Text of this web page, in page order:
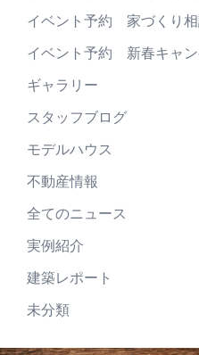
イベント予約 家づくり
イベント予約 新春キャ
ギャラリー
スタッフブログ
モデルハウス
不動産情報
全てのニュース
実例紹介
建築レポート
未分類